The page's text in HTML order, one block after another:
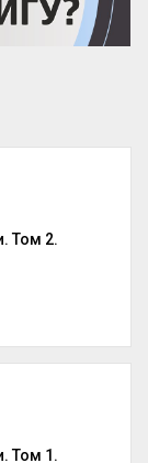
Том 2.
Том 1.